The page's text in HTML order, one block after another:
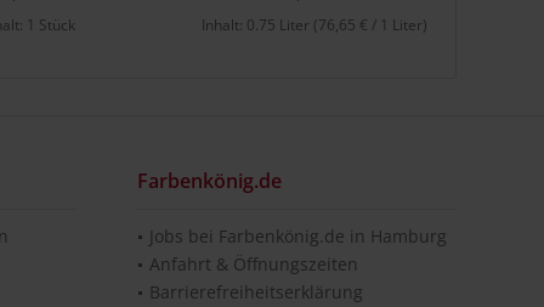
1 Stück Inhalt: 0.75 Liter (76,65 € / 1 Liter)
Farbenkönig.de
Jobs bei Farbenkönig.de in Hamburg
Anfahrt & Öffnungszeiten
Barrierefreiheitserklärung